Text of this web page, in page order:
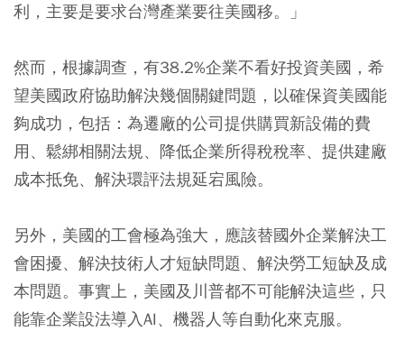
利，主要是要求台灣產業要往美國移。」
然而，根據調查，有38.2%企業不看好投資美國，希
望美國政府協助解決幾個關鍵問題，以確保資美國能
夠成功，包括：為遷廠的公司提供購買新設備的費
用、鬆綁相關法規、降低企業所得稅稅率、提供建廠
成本抵免、解決環評法規延宕風險。
另外，美國的工會極為強大，應該替國外企業解決工
會困擾、解決技術人才短缺問題、解決勞工短缺及成
本問題。事實上，美國及川普都不可能解決這些，只
能靠企業設法導入AI、機器人等自動化來克服。